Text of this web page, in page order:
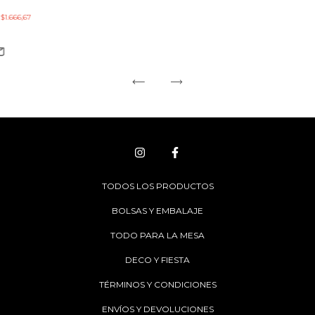
$1.666,67
TODOS LOS PRODUCTOS
BOLSAS Y EMBALAJE
TODO PARA LA MESA
DECO Y FIESTA
TÉRMINOS Y CONDICIONES
ENVÍOS Y DEVOLUCIONES